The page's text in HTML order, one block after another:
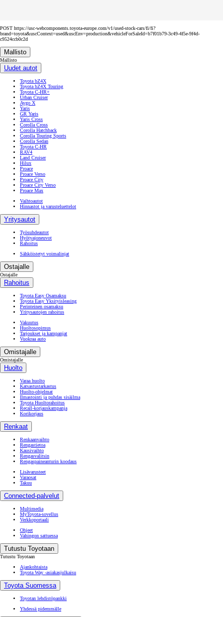
POST https://usc-webcomponents.toyota-europe.com/v1/used-stock-cars/fi/fi?
brand=toyota&uscContext=used&uscEnv=production&vehicleForSaleId=b7f01b79-3c49-4f5e-9f4d-
c9524ccb0c2d
Mallisto
Mallisto
Uudet autot
Toyota bZ4X
Toyota bZ4X Touring
Toyota C-HR+
Urban Cruiser
Aygo X
Yaris
GR Yaris
Yaris Cross
Corolla Cross
Corolla Hatchback
Corolla Touring Sports
Corolla Sedan
Toyota C-HR
RAV4
Land Cruiser
Hilux
Proace
Proace Verso
Proace City
Proace City Verso
Proace Max
Vaihtoautot
Hinnastot ja varusteluettelot
Yritysautot
Työsuhdeautot
Hyötyajoneuvot
Rahoitus
Sähköistetyt voimalinjat
Ostajalle
Ostajalle
Rahoitus
Toyota Easy Osamaksu
Toyota Easy Yksityisleasing
Perinteinen osamaksu
Yritysautojen rahoitus
Vakuutus
Huoltosopimus
Tarjoukset ja kampanjat
Vuokraa auto
Omistajalle
Omistajalle
Huolto
Varaa huolto
Katsastustarkastus
Huolto-ohjelmat
Ilmastointi ja puhdas sisäilma
Toyota Huoltorahoitus
Recall-korjauskampanja
Korikorjaus
Renkaat
Renkaanvaihto
Rengastietoa
Kausivaihto
Rengasvalitsin
Rengaspaineanturin koodaus
Lisävarusteet
Varaosat
Takuu
Connected-palvelut
Multimedia
MyToyota-sovellus
Verkkoportaali
Ohjeet
Vahingon sattuessa
Tutustu Toyotaan
Tutustu Toyotaan
Ajankohtaista
Toyota Way -asiakasjulkaisu
Toyota Suomessa
Toyotan lehdistöpankki
Yhdessä pidemmälle